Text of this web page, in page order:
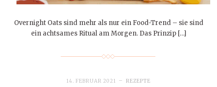
Overnight Oats sind mehr als nur ein Food-Trend – sie sind
ein achtsames Ritual am Morgen. Das Prinzip […]
14. FEBRUAR 2021 REZEPTE